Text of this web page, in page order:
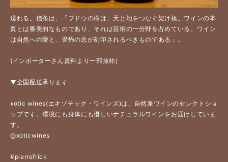
現れる。信条は、「ブドウの樹は、天と地をつなぐ架け橋。ワインの本
質とは審美的なものであり、それは芸術の一分野を占めている。ワイン
は自然への愛と、畏怖の念が刻印されるべきものである」。
(インポーターさん資料より一部抜粋)
▼全国配送承ります
xotic wines(エキゾチック・ワインズ)は、自然派ワインのセレクトショ
ップです。環境にも身体にも優しいナチュラルワインをお届けしていま
す。
@xoticwines
#pierrefrick